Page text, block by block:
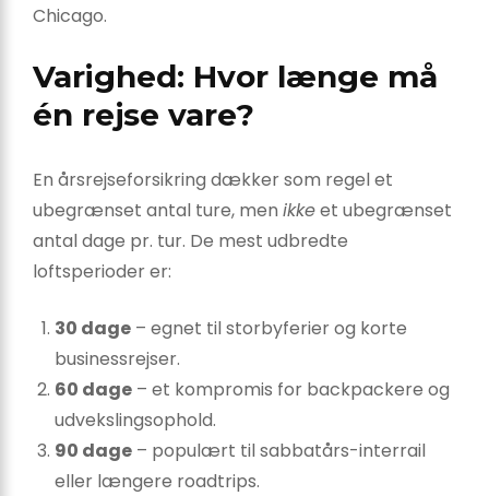
Chicago.
Varighed: Hvor længe må
én rejse vare?
En årsrejseforsikring dækker som regel et
ubegrænset antal ture, men ikkeet ubegrænset
antal dage pr. tur. De mest udbredte
loftsperioder er:
30 dage – egnet til storbyferier og korte
businessrejser.
60 dage – et kompromis for backpackere og
udvekslingsophold.
90 dage – populært til sabbatårs-interrail
eller længere roadtrips.